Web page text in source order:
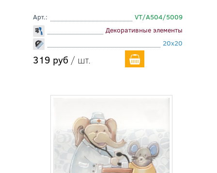
Арт.:
VT/A504/5009
Декоративные элементы
20x20
319 руб / шт.